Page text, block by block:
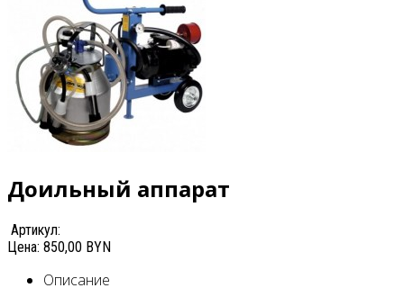
Доильный аппарат
Артикул:
Цена: 850,00 BYN
Описание